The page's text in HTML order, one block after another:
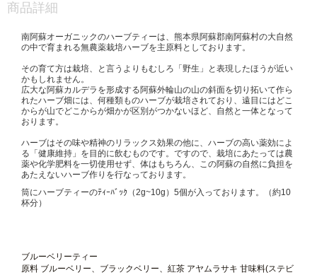
商品詳細
南阿蘇オーガニックのハーブティーは、熊本県阿蘇郡南阿蘇村の大自然
の中で育まれる無農薬栽培ハーブを主原料としております。
その育て方は栽培、と言うよりもむしろ「野生」と表現したほうが近い
かもしれません。
広大な阿蘇カルデラを形成する阿蘇外輪山の山の斜面を切り拓いて作ら
れたハーブ畑には、何種類ものハーブが栽培されており、遠目にはどこ
からが山でどこからが畑かが区別がつかないほど、自然と一体となって
おります。
ハーブはその味や精神のリラックス効果の他に、ハーブの高い薬効によ
る「健康維持」を目的に飲むものです。ですので、栽培にあたっては農
薬や化学肥料を一切使用せず、体はもちろん、この阿蘇の自然に負担を
あたえないハーブ作りを行なっております。
筒にハーブティーのﾃｨｰﾊﾞｯｸ（2g~10g）5個が入っております。（約10
杯分）
ブルーベリーティー
原料 ブルーベリー、ブラックベリー、紅茶 アヤムラサキ 甘味料(ステビ